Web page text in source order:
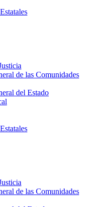
de las Comunidades
del Estado
de las Comunidades